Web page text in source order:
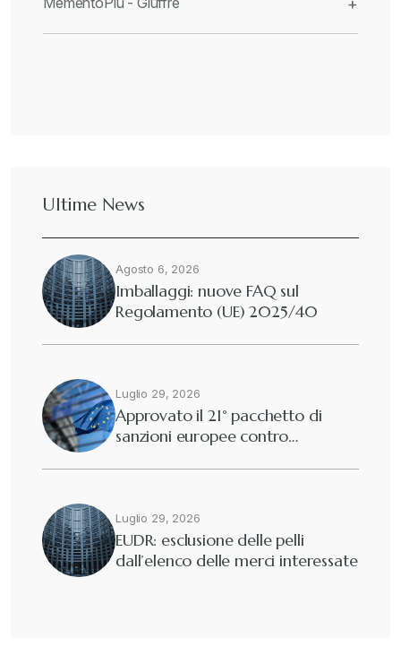
+
Ultime News
Agosto 6, 2026
Imballaggi: nuove FAQ sul
Regolamento (UE) 2025/40
Luglio 29, 2026
Approvato il 21° pacchetto di
sanzioni europee contro…
Luglio 29, 2026
EUDR: esclusione delle pelli
dall’elenco delle merci interessate